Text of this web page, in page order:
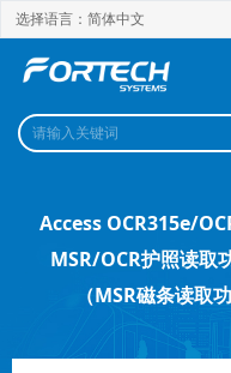
选择语言：简体中文
Access OCR315e/
MSR/OCR护照读取
（MSR磁条读取